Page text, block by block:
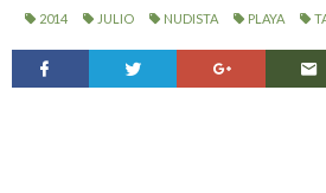
2014 JULIO NUDISTA PLAYA